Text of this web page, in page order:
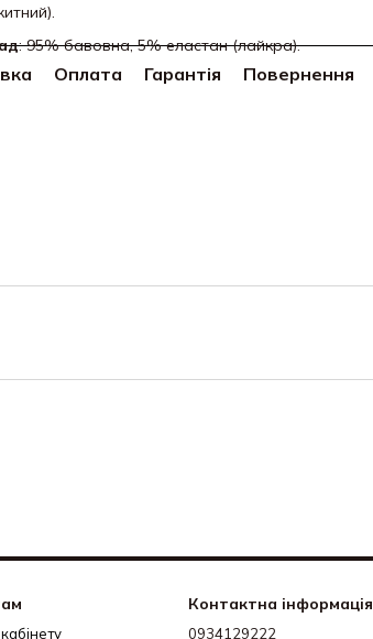
: 95% бавовна, 5% еластан (лайкра).
Оплата Гарантія Повернення
Контактна інформація
0934129222